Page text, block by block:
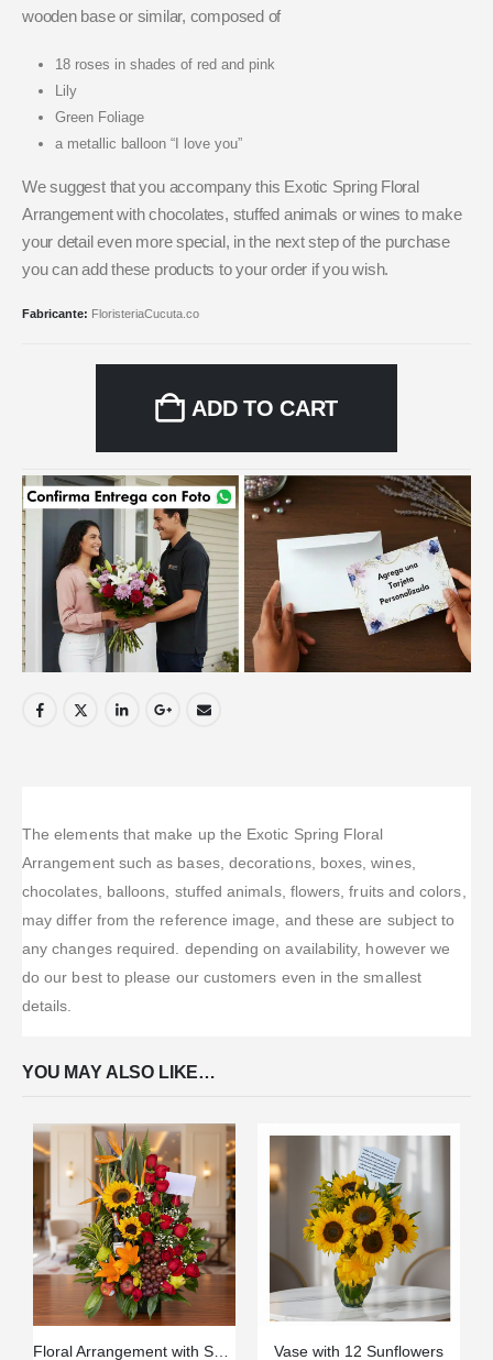
wooden base or similar, composed of
18 roses in shades of red and pink
Lily
Green Foliage
a metallic balloon “I love you”
We suggest that you accompany this Exotic Spring Floral
Arrangement with chocolates, stuffed animals or wines to make
your detail even more special, in the next step of the purchase
you can add these products to your order if you wish.
Fabricante: FloristeriaCucuta.co
ADD TO CART
The elements that make up the Exotic Spring Floral
Arrangement such as bases, decorations, boxes, wines,
chocolates, balloons, stuffed animals, flowers, fruits and colors,
may differ from the reference image, and these are subject to
any changes required. depending on availability, however we
do our best to please our customers even in the smallest
details.
YOU MAY ALSO LIKE…
Vase with 12 Sunflowers